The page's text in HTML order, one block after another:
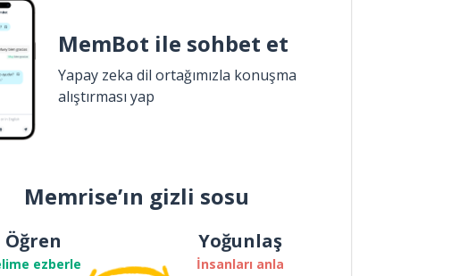
MemBot ile sohbet et
Yapay zeka dil ortağımızla konuşma
alıştırması yap
Memrise’ın gizli sosu
Öğren
ezberle
Yoğunlaş
İnsanları anla